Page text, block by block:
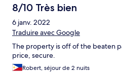
8/10 Très bien
6 janv. 2022
Traduire avec Google
The property is off of the beaten
price, secure.
Robert, séjour de 2 nuits